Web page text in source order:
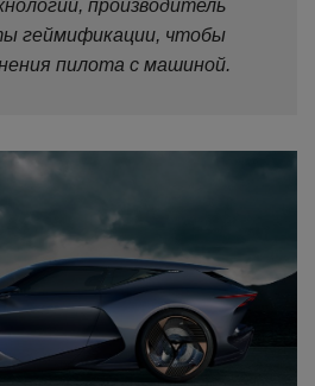
производитель
геймификации, чтобы
пилота с машиной.